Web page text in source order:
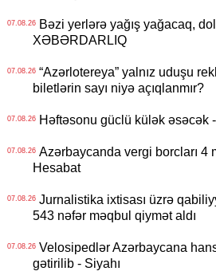
07.08.26Bəzi yerlərə yağış yağacaq,
XƏBƏRDARLIQ
07.08.26“Azərlotereya” yalnız uduşu
biletlərin sayı niyə açıqlanmır?
07.08.26Həftəsonu güclü külək əsəcək
07.08.26Azərbaycanda vergi borcları 4
Hesabat
07.08.26Jurnalistika ixtisası üzrə
543 nəfər məqbul qiymət aldı
07.08.26Velosipedlər Azərbaycana
gətirilib - Siyahı